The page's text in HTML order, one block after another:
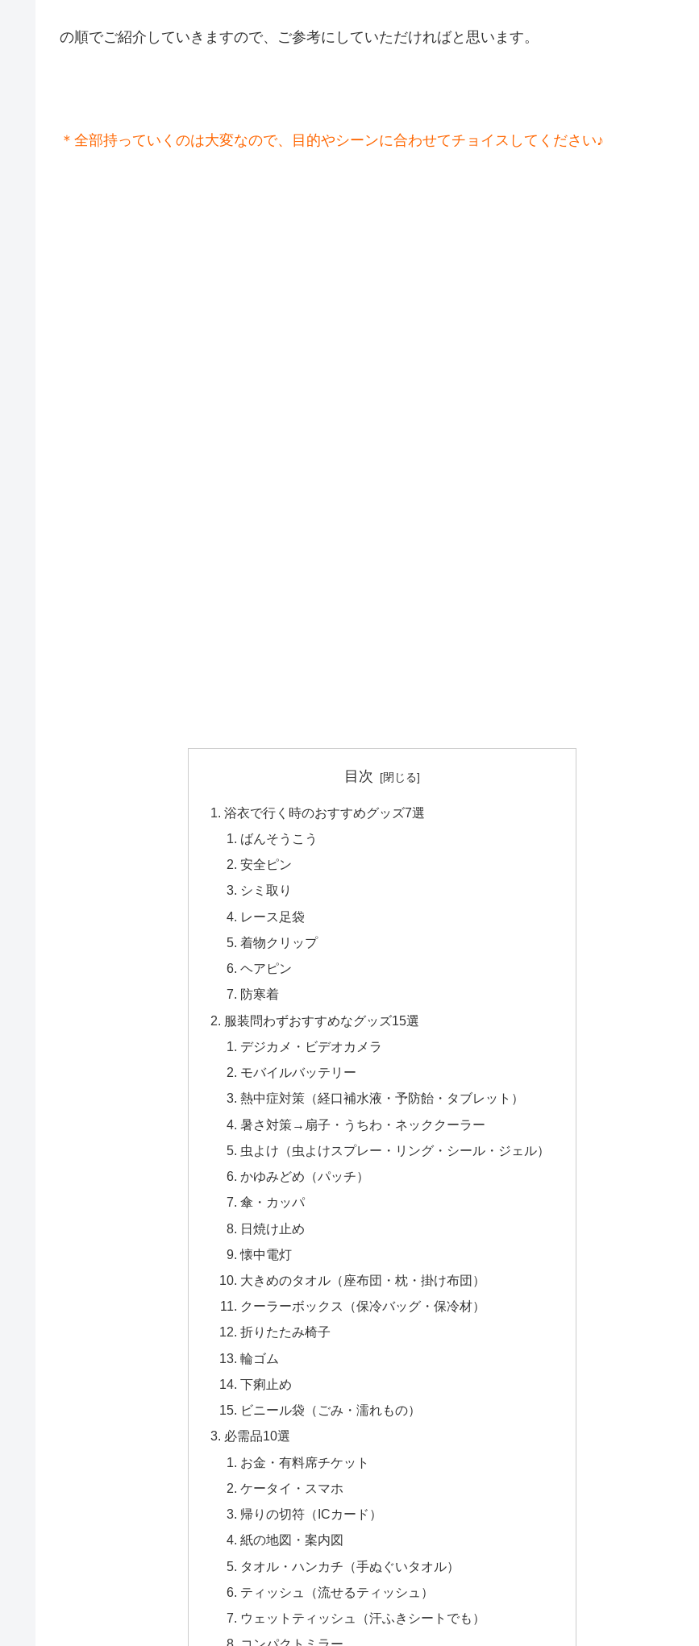
の順でご紹介していきますので、ご参考にしていただければと思います。
＊全部持っていくのは大変なので、目的やシーンに合わせてチョイスしてください♪
目次
浴衣で行く時のおすすめグッズ7選
ばんそうこう
安全ピン
シミ取り
レース足袋
着物クリップ
ヘアピン
防寒着
服装問わずおすすめなグッズ15選
デジカメ・ビデオカメラ
モバイルバッテリー
熱中症対策（経口補水液・予防飴・タブレット）
暑さ対策→扇子・うちわ・ネッククーラー
虫よけ（虫よけスプレー・リング・シール・ジェル）
かゆみどめ（パッチ）
傘・カッパ
日焼け止め
懐中電灯
大きめのタオル（座布団・枕・掛け布団）
クーラーボックス（保冷バッグ・保冷材）
折りたたみ椅子
輪ゴム
下痢止め
ビニール袋（ごみ・濡れもの）
必需品10選
お金・有料席チケット
ケータイ・スマホ
帰りの切符（ICカード）
紙の地図・案内図
タオル・ハンカチ（手ぬぐいタオル）
ティッシュ（流せるティッシュ）
ウェットティッシュ（汗ふきシートでも）